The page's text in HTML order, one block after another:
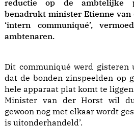
reductie op de ambtelijke
benadrukt minister Etienne van
‘intern communiqué’,
ambtenaren.
Dit communiqué werd gisteren
dat de bonden zinspeelden op
hele apparaat plat komt te
Minister van der Horst wil
gewoon nog met elkaar wordt
is uitonderhandeld’.